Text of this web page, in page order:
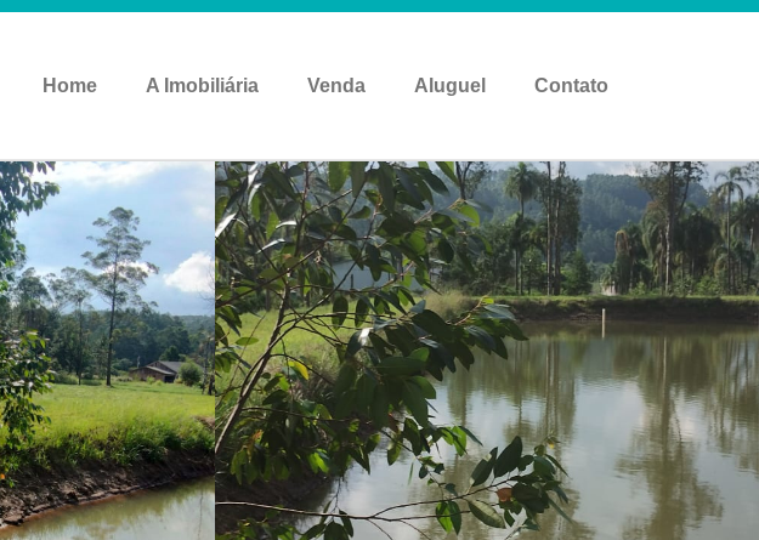
Home A Imobiliária Venda Aluguel Contato